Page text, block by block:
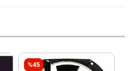
%45